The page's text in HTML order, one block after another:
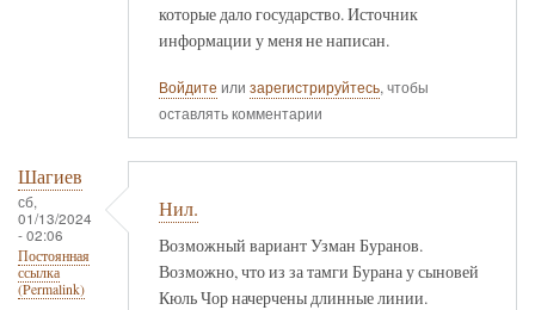
которые дало государство. Источник
информации у меня не написан.
Войдите или зарегистрируйтесь, чтобы
оставлять комментарии
Шагиев
сб,
01/13/2024
- 02:06
Постоянная
ссылка
(Permalink)
Нил.
Возможный вариант Узман Буранов.
Возможно, что из за тамги Бурана у сыновей
Кюль Чор начерчены длинные линии.